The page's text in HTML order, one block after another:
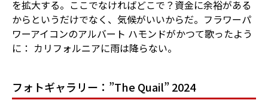
を拡大する。ここでなければどこで？資金に余裕がある
からというだけでなく、気候がいいからだ。フラワーパ
ワーアイコンのアルバート ハモンドがかつて歌ったよう
に： カリフォルニアに雨は降らない。
フォトギャラリー：”The Quail” 2024